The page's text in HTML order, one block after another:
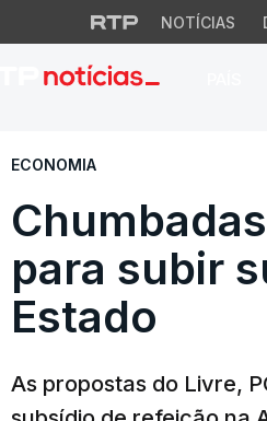
NOTÍCIAS
Chumbadas
ECONOMIA
para subir
Estado
As propostas do Livre,